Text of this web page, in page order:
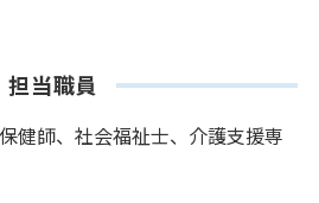
担当職員
健師、社会福祉士、介護支援専